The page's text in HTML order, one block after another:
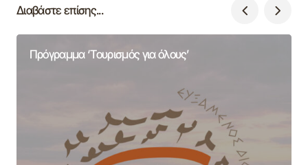
Διαβάστε επίσης...
Πρόγραμμα ‘Τουρισμός για όλους’